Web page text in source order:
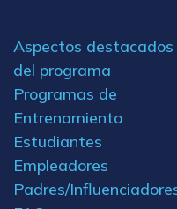
Aspectos destacados
del programa
Programas de
Entrenamiento
Estudiantes
Empleadores
Padres/